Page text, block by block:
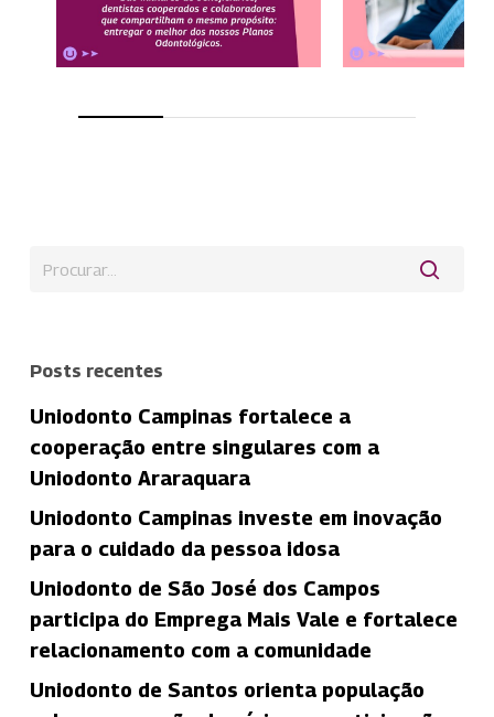
Posts recentes
Uniodonto Campinas fortalece a
cooperação entre singulares com a
Uniodonto Araraquara
Uniodonto Campinas investe em inovação
para o cuidado da pessoa idosa
Uniodonto de São José dos Campos
participa do Emprega Mais Vale e fortalece
relacionamento com a comunidade
Uniodonto de Santos orienta população